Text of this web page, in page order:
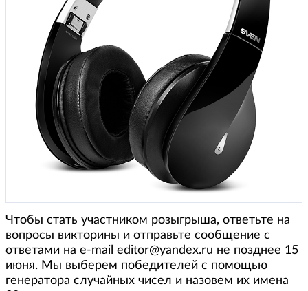
Чтобы стать участником розыгрыша, ответьте на
вопросы викторины и отправьте сообщение с
ответами на e-mail editor@yandex.ru не позднее 15
июня. Мы выберем победителей с помощью
генератора случайных чисел и назовем их имена